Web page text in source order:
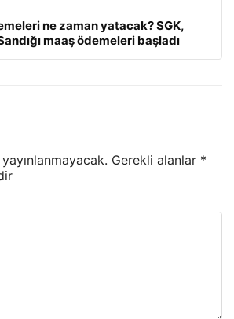
ne zaman yatacak? SGK,
maaş ödemeleri başladı
Gerekli alanlar *